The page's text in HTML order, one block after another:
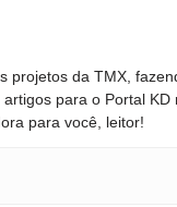
da TMX,
para o Portal KD
para você, leitor!